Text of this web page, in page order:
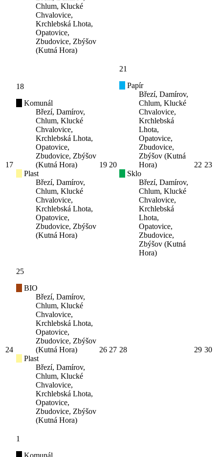
Chlum, Klucké
Chvalovice,
Krchlebská Lhota,
Opatovice,
Zbudovice, Zbýšov
(Kutná Hora)
17
18
Komunál
Březí, Damírov,
Chlum, Klucké
Chvalovice,
Krchlebská Lhota,
Opatovice,
Zbudovice, Zbýšov
(Kutná Hora)
Plast
Březí, Damírov,
Chlum, Klucké
Chvalovice,
Krchlebská Lhota,
Opatovice,
Zbudovice, Zbýšov
(Kutná Hora)
19 20
21
Papír
Březí, Damírov,
Chlum, Klucké
Chvalovice,
Krchlebská
Lhota,
Opatovice,
Zbudovice,
Zbýšov (Kutná
Hora)
Sklo
Březí, Damírov,
Chlum, Klucké
Chvalovice,
Krchlebská
Lhota,
Opatovice,
Zbudovice,
Zbýšov (Kutná
Hora)
22 23
24
25
BIO
Březí, Damírov,
Chlum, Klucké
Chvalovice,
Krchlebská Lhota,
Opatovice,
Zbudovice, Zbýšov
(Kutná Hora)
Plast
Březí, Damírov,
Chlum, Klucké
Chvalovice,
Krchlebská Lhota,
Opatovice,
Zbudovice, Zbýšov
(Kutná Hora)
26 27 28 29 30
1
Komunál